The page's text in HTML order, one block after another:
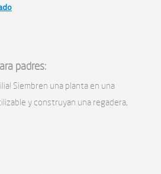
padres:
Siembren una planta en una
y construyan una regadera,